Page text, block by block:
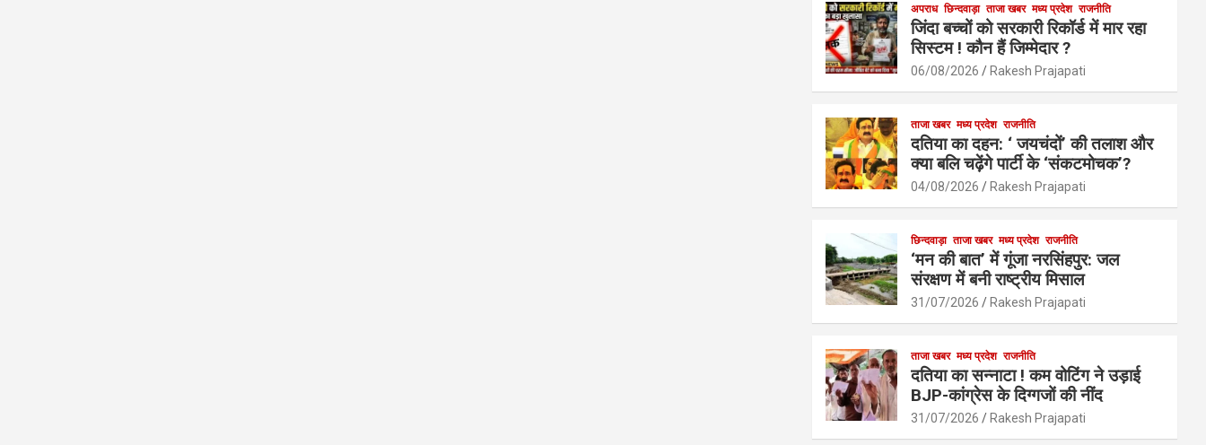
b
o
o
s
A
p
e
अपराध छिन्दवाड़ा ताजा खबर मध्य प्रदेश राजनीति
जिंदा बच्चों को सरकारी रिकॉर्ड में मार रहा
सिस्टम ! कौन हैं जिम्मेदार ?
06/08/2026 Rakesh Prajapati
ताजा खबर मध्य प्रदेश राजनीति
दतिया का दहन: ‘ जयचंदों’ की तलाश और
क्या बलि चढ़ेंगे पार्टी के ‘संकटमोचक’?
04/08/2026 Rakesh Prajapati
छिन्दवाड़ा ताजा खबर मध्य प्रदेश राजनीति
‘मन की बात’ में गूंजा नरसिंहपुर: जल
संरक्षण में बनी राष्ट्रीय मिसाल
31/07/2026 Rakesh Prajapati
ताजा खबर मध्य प्रदेश राजनीति
दतिया का सन्नाटा ! कम वोटिंग ने उड़ाई
BJP-कांग्रेस के दिग्गजों की नींद
31/07/2026 Rakesh Prajapati